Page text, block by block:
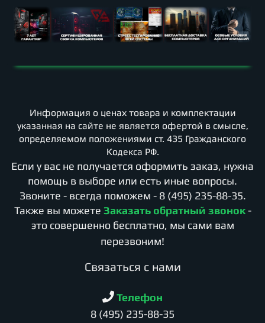
Информация о ценах товара и комплектации
указанная на сайте не является офертой в смысле,
определяемом положениями ст. 435 Гражданского
Кодекса РФ.
Если у вас не получается оформить заказ, нужна
помощь в выборе или есть иные вопросы.
Звоните - всегда поможем - 8 (495) 235-88-35.
Также вы можете Заказать обратный звонок -
это совершенно бесплатно, мы сами вам
перезвоним!
Cвязаться с нами
Телефон
8 (495) 235-88-35